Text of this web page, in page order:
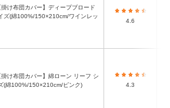
ズ(綿100%/150×210cm/ワインレッ
4.6
(綿100%/150×210cm/ピンク)
4.3